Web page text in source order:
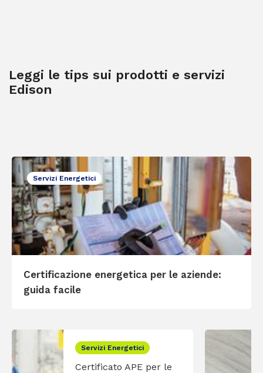
Leggi le tips sui prodotti e servizi
Edison
Servizi Energetici
Certificazione energetica per le aziende:
guida facile
Servizi Energetici
Certificato APE per le